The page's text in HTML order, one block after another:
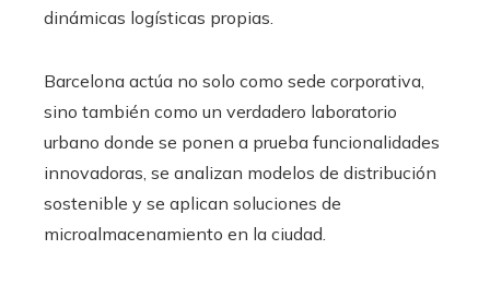
dinámicas logísticas propias.
Barcelona actúa no solo como sede corporativa,
sino también como un verdadero laboratorio
urbano donde se ponen a prueba funcionalidades
innovadoras, se analizan modelos de distribución
sostenible y se aplican soluciones de
microalmacenamiento en la ciudad.